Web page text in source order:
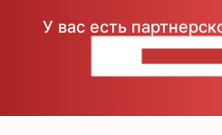
У вас есть